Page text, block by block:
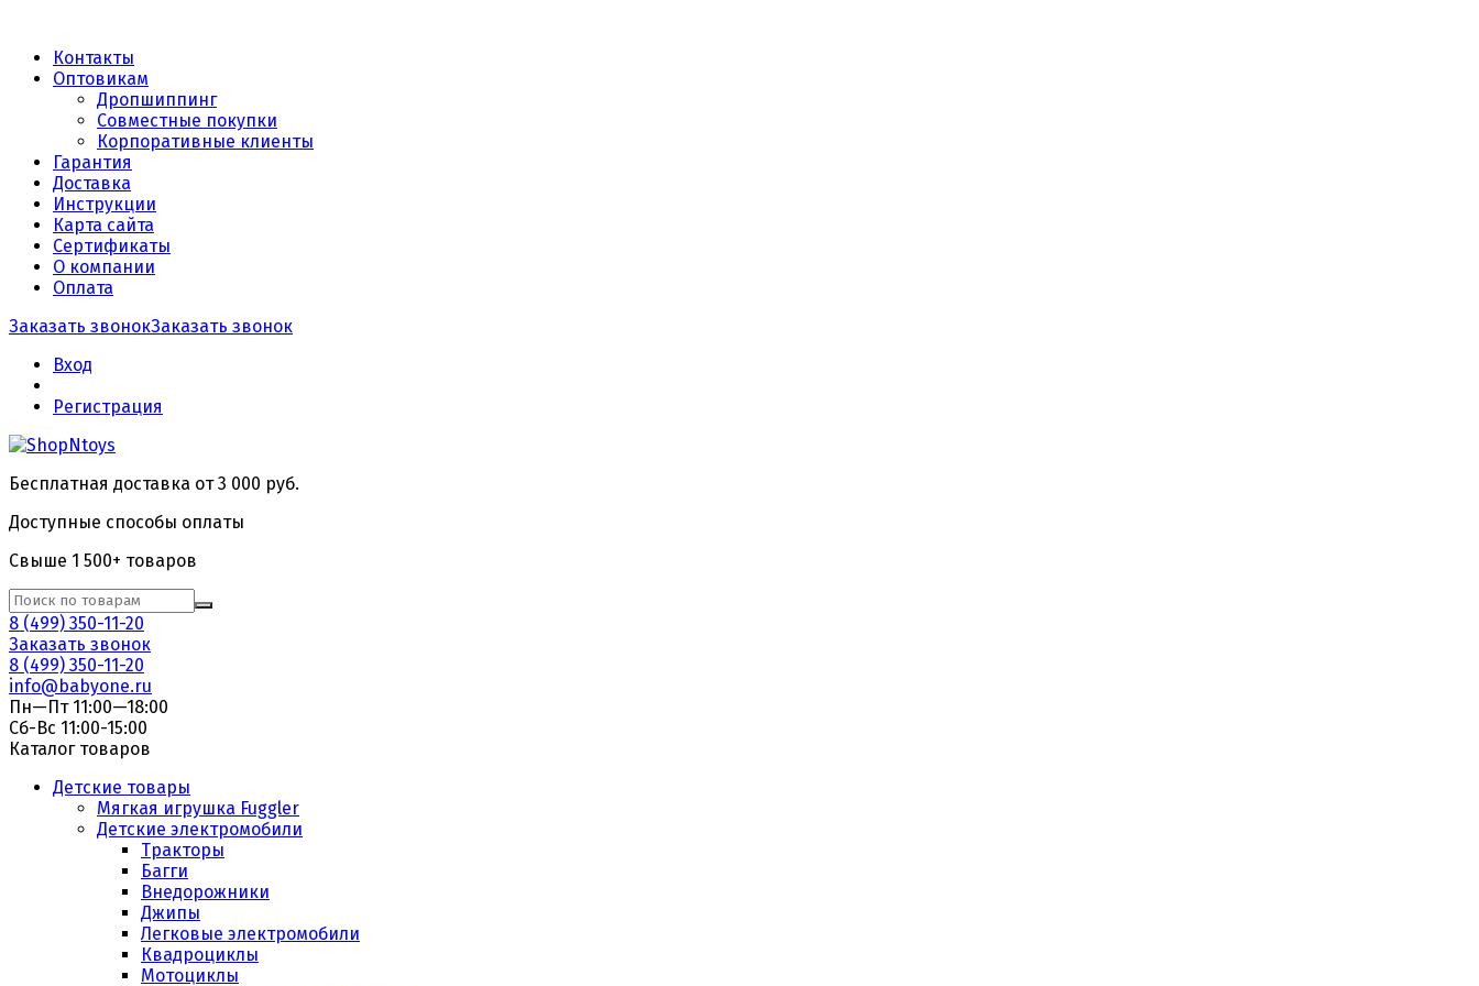
Контакты
Оптовикам
Дропшиппинг
Совместные покупки
Корпоративные клиенты
Гарантия
Доставка
Инструкции
Карта сайта
Сертификаты
О компании
Оплата
Заказать звонокЗаказать звонок
Вход
Регистрация
Бесплатная доставка от 3 000 руб.
Доступные способы оплаты
Свыше 1 500+ товаров
8 (499) 350-11-20
Заказать звонок
8 (499) 350-11-20
info@babyone.ru
Пн—Пт 11:00—18:00
Сб-Вс 11:00-15:00
Каталог товаров
Детские товары
Мягкая игрушка Fuggler
Детские электромобили
Тракторы
Багги
Внедорожники
Джипы
Легковые электромобили
Квадроциклы
Мотоциклы